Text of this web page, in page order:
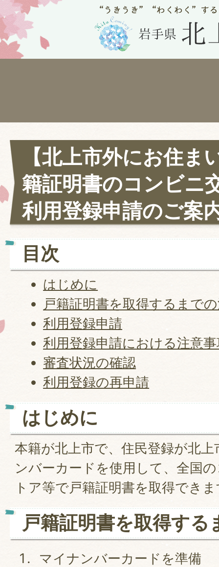
【北上市外にお住ま
籍証明書のコンビニ
利用登録申請のご案
目次
はじめに
戸籍証明書を取得するまで
利用登録申請
利用登録申請における注意
審査状況の確認
利用登録の再申請
はじめに
本籍が北上市で、住民登録が北
ンバーカードを使用して、全国
トア等で戸籍証明書を取得でき
戸籍証明書を取得する
マイナンバーカードを準備